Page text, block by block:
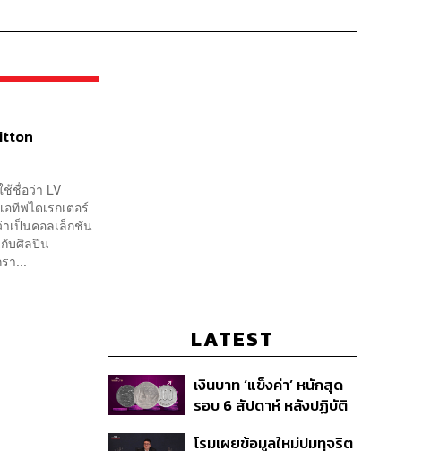
ชื่อว่า LV
ทีฟไดเรกเตอร์
เป็นคอลเล็กชัน
บศิลปิน
า...
LATEST
เงินบาท ‘แข็งค่า’ หนักสุด
รอบ 6 สัปดาห์ หลังปฏิบัติ
โรมเผยข้อมูลใหม่ปมทุจริต